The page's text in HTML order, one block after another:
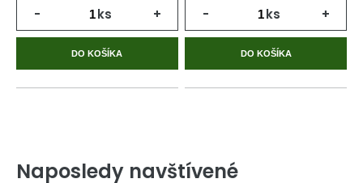
- ks +
DO KOŠÍKA
- ks +
DO KOŠÍKA
Naposledy navštívené